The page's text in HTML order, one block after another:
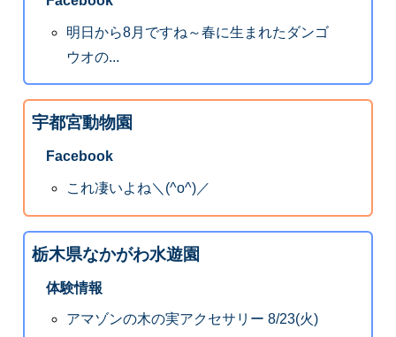
明日から8月ですね～春に生まれたダンゴ
ウオの...
宇都宮動物園
Facebook
これ凄いよね＼(^o^)／
栃木県なかがわ水遊園
体験情報
アマゾンの木の実アクセサリー 8/23(火)